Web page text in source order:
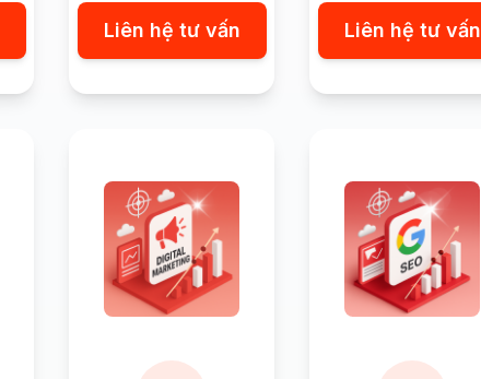
Liên hệ tư vấn Liên hệ tư vấn